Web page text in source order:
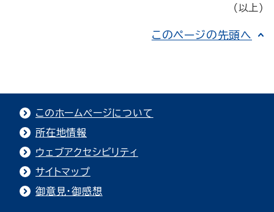
（以上）
このページの先頭へ
このホームページについて
所在地情報
ウェブアクセシビリティ
サイトマップ
御意見・御感想